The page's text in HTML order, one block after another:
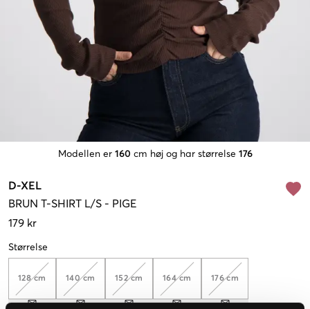
Modellen er 160 cm høj og har størrelse 176
D-XEL
BRUN T-SHIRT L/S - PIGE
179 kr
Størrelse
128 cm 140 cm 152 cm 164 cm 176 cm